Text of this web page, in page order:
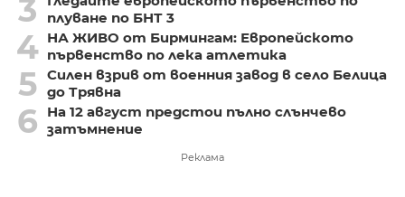
3
плуване по БНТ 3
4 НА ЖИВО от Бирмингам: Европейското
първенство по лека атлетика
5 Силен взрив от военния завод в село Белица
до Трявна
6
На 12 август предстои пълно слънчево
затъмнение
Реклама